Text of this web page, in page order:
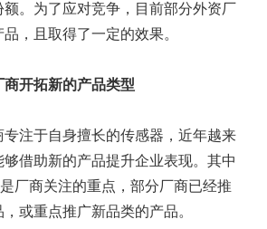
。为了应对竞争，目前部分外资厂
，且取得了一定的效果。
开拓新的产品类型
注于自身擅长的传感器，近年越来
借助新的产品提升企业表现。其中
厂商关注的重点，部分厂商已经推
或重点推广新品类的产品。